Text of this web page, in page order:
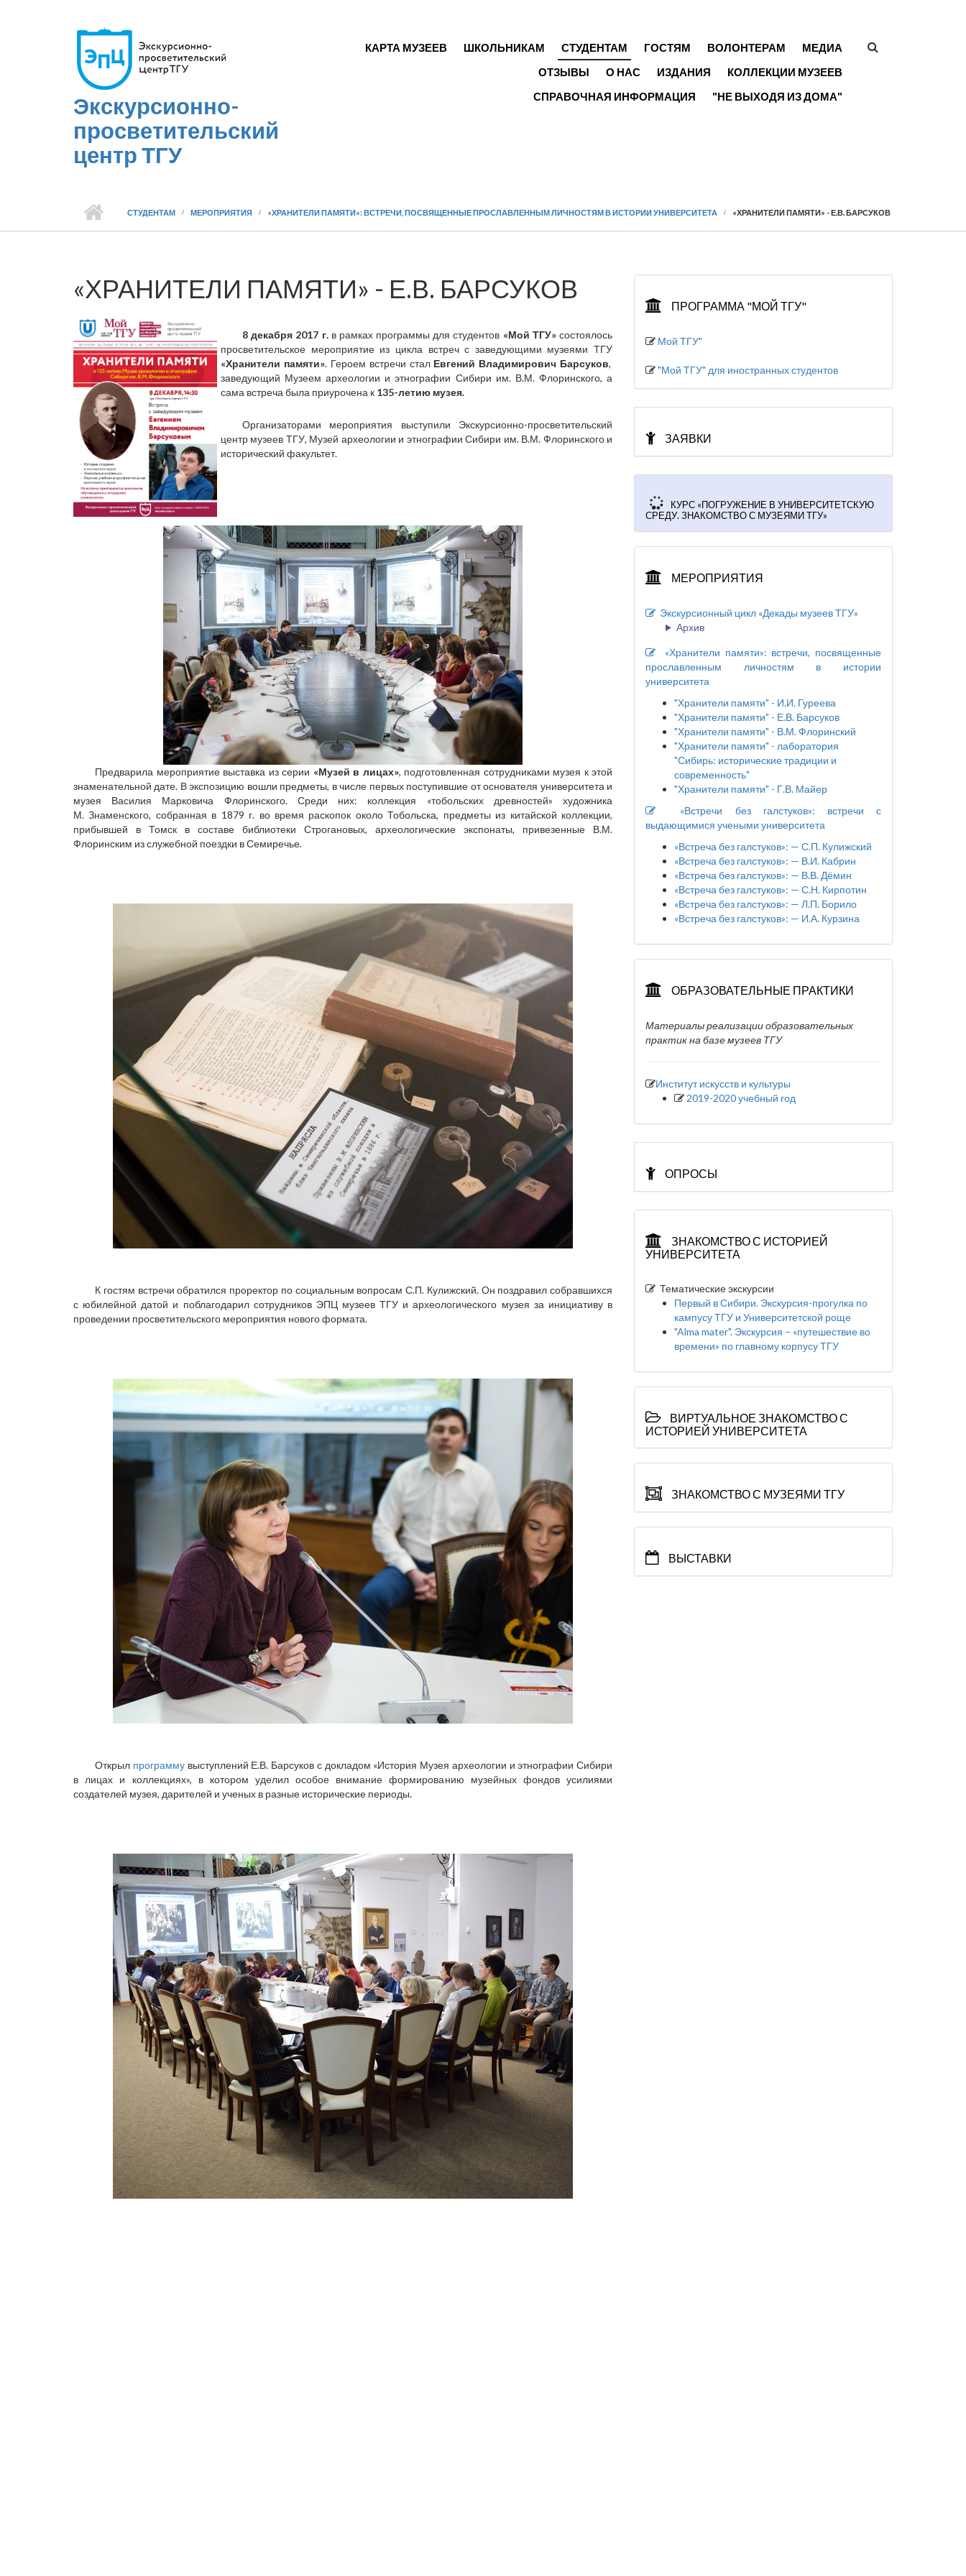
Экскурсионно-
просветительский
центр ТГУ
ФОРМА
ГЛАВНОЕ МЕНЮ
КАРТА МУЗЕЕВ ШКОЛЬНИКАМ СТУДЕНТАМ ГОСТЯМ ВОЛОНТЕРАМ
МЕДИА
ОТЗЫВЫ
О НАС ИЗДАНИЯ
КОЛЛЕКЦИИ МУЗЕЕВ
СПРАВОЧНАЯ ИНФОРМАЦИЯ
"НЕ ВЫХОДЯ ИЗ ДОМА"
СТУДЕНТАМ МЕРОПРИЯТИЯ «ХРАНИТЕЛИ ПАМЯТИ»: ВСТРЕЧИ, ПОСВЯЩЕННЫЕ ПРОСЛАВЛЕННЫМ ЛИЧНОСТЯМ В ИСТОРИИ УНИВЕРСИТЕТА «ХРАНИТЕЛИ ПАМЯТИ» - Е.В. БАРСУКОВ
«ХРАНИТЕЛИ ПАМЯТИ» - Е.В. БАРСУКОВ
8 декабря 2017 г.в рамках программы для студентов «Мой ТГУ»состоялось
просветительское мероприятие из цикла встреч с заведующими музеями ТГУ
«Хранители памяти». Героем встречи стал Евгений Владимирович Барсуков,
заведующий Музеем археологии и этнографии Сибири им. В.М. Флоринского, а
сама встреча была приурочена к 135-летию музея.
Организаторами мероприятия выступили Экскурсионно-просветительский
центр музеев ТГУ, Музей археологии и этнографии Сибири им. В.М. Флоринского и
исторический факультет.
Предварила мероприятие выставка из серии «Музей в лицах», подготовленная сотрудниками музея к этой
знаменательной дате. В экспозицию вошли предметы, в числе первых поступившие от основателя университета и
музея Василия Марковича Флоринского. Среди них: коллекция «тобольских древностей» художника
М. Знаменского, собранная в 1879 г. во время раскопок около Тобольска, предметы из китайской коллекции,
прибывшей в Томск в составе библиотеки Строгановых, археологические экспонаты, привезенные В.М.
Флоринским из служебной поездки в Семиречье.
К гостям встречи обратился проректор по социальным вопросам С.П. Кулижский. Он поздравил собравшихся
с юбилейной датой и поблагодарил сотрудников ЭПЦ музеев ТГУ и археологического музея за инициативу в
проведении просветительского мероприятия нового формата.
Открыл программувыступлений Е.В. Барсуков с докладом «История Музея археологии и этнографии Сибири
в лицах и коллекциях», в котором уделил особое внимание формированию музейных фондов усилиями
создателей музея, дарителей и ученых в разные исторические периоды.
ПРОГРАММА "МОЙ ТГУ"
Мой ТГУ"
"Мой ТГУ" для иностранных студентов
ЗАЯВКИ
КУРС «ПОГРУЖЕНИЕ В УНИВЕРСИТЕТСКУЮ
СРЕДУ. ЗНАКОМСТВО С МУЗЕЯМИ ТГУ»
МЕРОПРИЯТИЯ
Экскурсионный цикл «Декады музеев ТГУ»
Архив
«Хранители памяти»: встречи, посвященные
прославленным личностям в истории
университета
"Хранители памяти" - И.И. Гуреева
"Хранители памяти" - Е.В. Барсуков
"Хранители памяти" - В.М. Флоринский
"Хранители памяти" - лаборатория
"Сибирь: исторические традиции и
современность"
"Хранители памяти" - Г.В. Майер
«Встречи без галстуков»: встречи с
выдающимися учеными университета
«Встреча без галстуков»: — С.П. Кулижский
«Встреча без галстуков»: — В.И. Кабрин
«Встреча без галстуков»: — В.В. Дёмин
«Встреча без галстуков»: — С.Н. Кирпотин
«Встреча без галстуков»: — Л.П. Борило
«Встреча без галстуков»: — И.А. Курзина
ОБРАЗОВАТЕЛЬНЫЕ ПРАКТИКИ
Материалы реализации образовательных
практик на базе музеев ТГУ
Институт искусств и культуры
2019-2020 учебный год
ОПРОСЫ
ЗНАКОМСТВО С ИСТОРИЕЙ
УНИВЕРСИТЕТА
Тематические экскурсии
Первый в Сибири. Экскурсия-прогулка по
кампусу ТГУ и Университетской роще
"Alma mater". Экскурсия – «путешествие во
времени» по главному корпусу ТГУ
ВИРТУАЛЬНОЕ ЗНАКОМСТВО С
ИСТОРИЕЙ УНИВЕРСИТЕТА
ЗНАКОМСТВО С МУЗЕЯМИ ТГУ
ВЫСТАВКИ